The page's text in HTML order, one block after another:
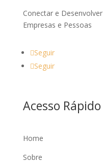
Conectar e Desenvolver
Empresas e Pessoas
Seguir
Seguir
Acesso Rápido
Home
Sobre